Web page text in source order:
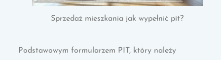
Sprzedaż mieszkania jak wypełnić pit?
Podstawowym formularzem PIT, który należy